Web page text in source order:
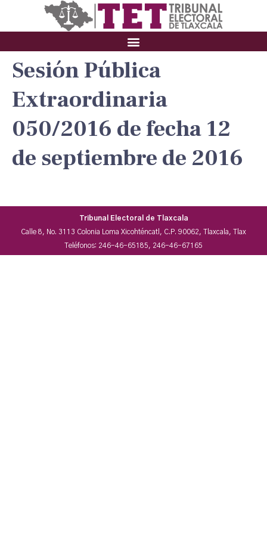
Sesión Pública
Extraordinaria
050/2016 de fecha 12
de septiembre de 2016
Tribunal Electoral de Tlaxcala
Calle 8, No. 3113 Colonia Loma Xicohténcatl, C.P. 90062, Tlaxcala, Tlax
Teléfonos: 246-46-65185, 246-46-67165